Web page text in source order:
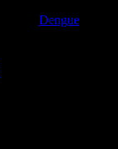
Dengue